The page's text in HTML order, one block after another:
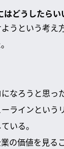
はどうしたらい
うという考え
なろうと思っ
ラインという
いる。
の価値を見る